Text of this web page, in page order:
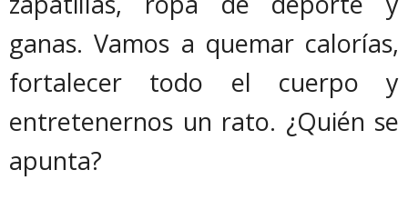
ganas. Vamos a quemar calorías,
fortalecer todo el cuerpo y
entretenernos un rato. ¿Quién se
apunta?